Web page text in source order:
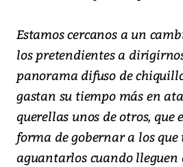
Estamos cercanos a un
los pretendientes a
panorama difuso de
gastan su tiempo más en
querellas unos de otros,
forma de gobernar a los que
aguantarlos cuando lleguen